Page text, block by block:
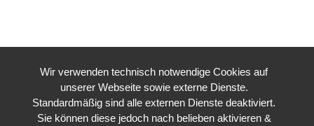
Wir verwenden technisch notwendige Cookies auf
unserer Webseite sowie externe Dienste.
Standardmäßig sind alle externen Dienste deaktiviert.
Sie können diese jedoch nach belieben aktivieren &